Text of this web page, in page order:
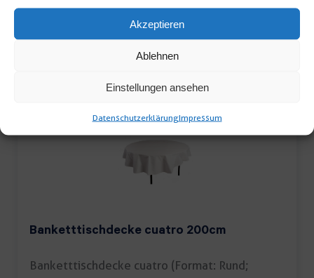
Akzeptieren
Ablehnen
Einstellungen ansehen
DatenschutzerklärungImpressum
Sitztisch
Banketttischdecke cuatro 200cm
Banketttischdecke cuatro (Format: Rund;